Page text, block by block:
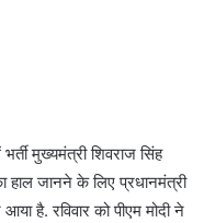
मुख्यमंत्री शिवराज सिंह
जानने के लिए प्रधानमंत्री
है. रविवार को पीएम मोदी ने